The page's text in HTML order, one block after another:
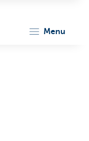
menu